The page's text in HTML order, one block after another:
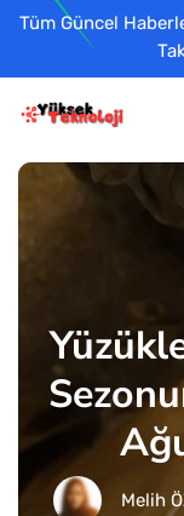
Tüm Güncel
Melih